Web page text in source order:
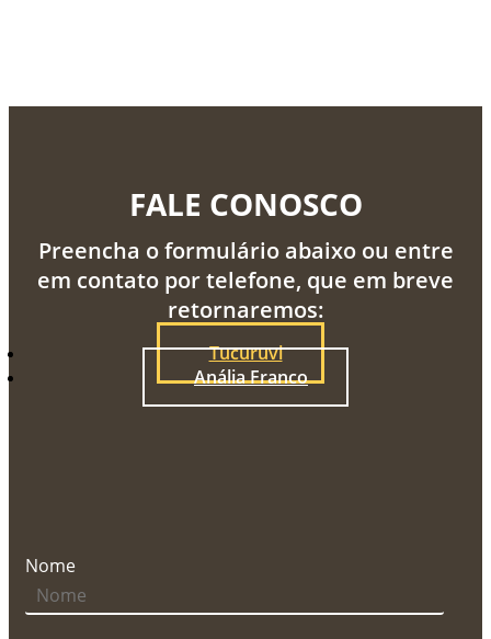
FALE CONOSCO
Preencha o formulário abaixo ou entre
em contato por telefone, que em breve
retornaremos:
Tucuruvi
Anália Franco
Nome